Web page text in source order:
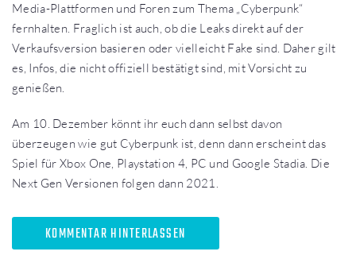
Media-Plattformen und Foren zum Thema „Cyberpunk“
fernhalten. Fraglich ist auch, ob die Leaks direkt auf der
Verkaufsversion basieren oder vielleicht Fake sind. Daher gilt
es, Infos, die nicht offiziell bestätigt sind, mit Vorsicht zu
genießen.
Am 10. Dezember könnt ihr euch dann selbst davon
überzeugen wie gut Cyberpunk ist, denn dann erscheint das
Spiel für Xbox One, Playstation 4, PC und Google Stadia. Die
Next Gen Versionen folgen dann 2021.
KOMMENTAR HINTERLASSEN